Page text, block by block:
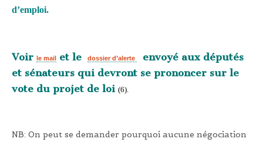
d’emploi.
Voir le mail et le dossier d’alerte
envoyé aux députés
et sénateurs qui devront se prononcer sur le
vote du projet de loi (6).
NB: On peut se demander pourquoi aucune négociation